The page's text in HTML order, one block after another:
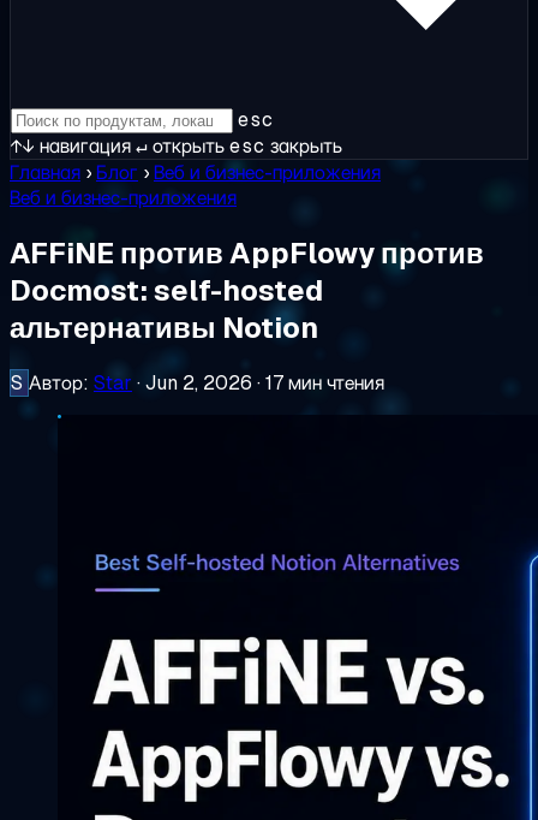
esc
↑↓ навигация↵открытьesc закрыть
Главная ›Блог ›Веб и бизнес-приложения
Веб и бизнес-приложения
AFFiNE против AppFlowy против
Docmost: self-hosted
альтернативы Notion
S Автор: Star ·Jun 2, 2026 ·17 мин чтения